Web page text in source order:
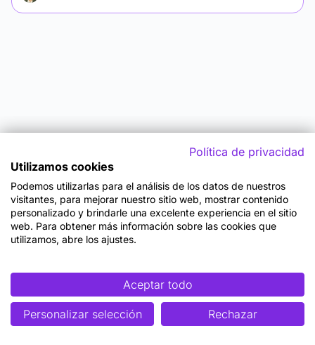
Política de privacidad
Utilizamos cookies
Podemos utilizarlas para el análisis de los datos de nuestros
visitantes, para mejorar nuestro sitio web, mostrar contenido
personalizado y brindarle una excelente experiencia en el sitio
web. Para obtener más información sobre las cookies que
utilizamos, abre los ajustes.
Aceptar todo
Personalizar selección Rechazar